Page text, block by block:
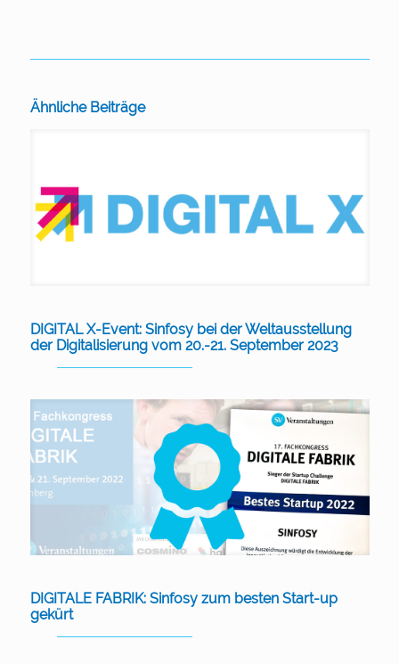
Ähnliche Beiträge
DIGITAL X-Event: Sinfosy bei der Weltausstellung
der Digitalisierung vom 20.-21. September 2023
DIGITALE FABRIK: Sinfosy zum besten Start-up
gekürt